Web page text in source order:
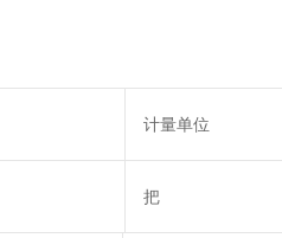
计量单位
把